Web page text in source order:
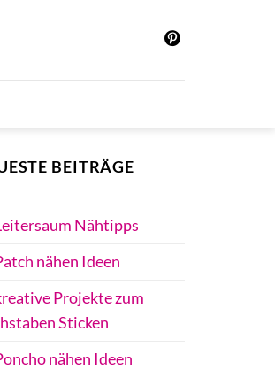
BEITRÄGE
Nähtipps
nähen Ideen
Projekte zum
Sticken
nähen Ideen